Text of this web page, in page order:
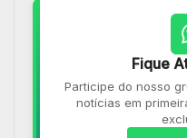
Fique
Participe do nosso
notícias em